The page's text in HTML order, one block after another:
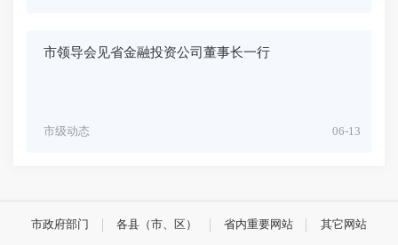
市领导会见省金融投资公司董事长一行
06-13
市级动态
市政府部门 各县（市、区） 省内重要网站 其它网站